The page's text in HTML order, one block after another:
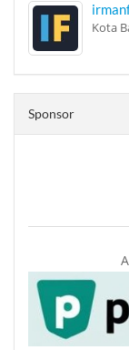
Kota
Sponsor